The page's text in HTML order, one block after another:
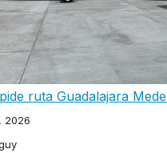
ruta Guadalajara
2026